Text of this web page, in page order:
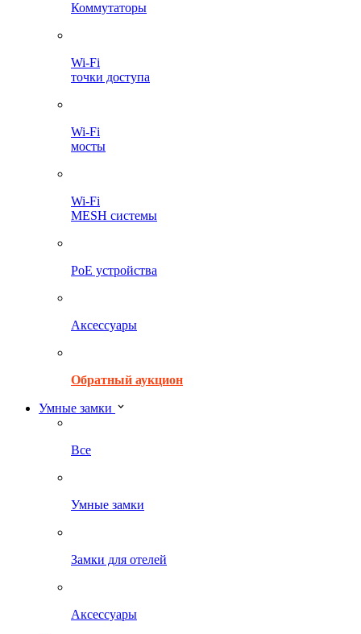
Коммутаторы
Wi-Fi
точки доступа
Wi-Fi
мосты
Wi-Fi
MESH системы
PoE устройства
Аксессуары
Обратный аукцион
Умные замки
Все
Умные замки
Замки для отелей
Аксессуары